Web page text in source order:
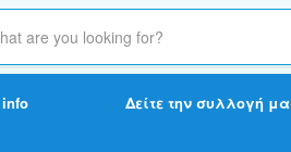
Δείτε την συλλογή